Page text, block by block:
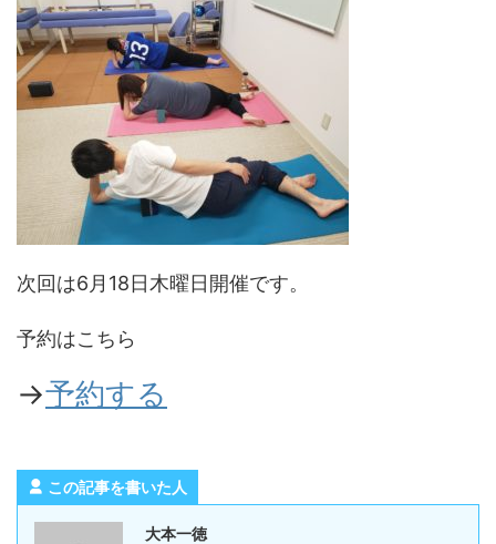
次回は6月18日木曜日開催です。
予約はこちら
→予約する
この記事を書いた人
大本一徳